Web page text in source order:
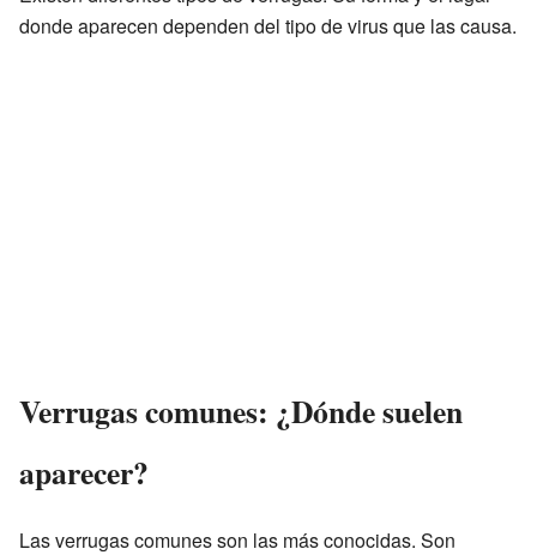
donde aparecen dependen del tipo de virus que las causa.
Verrugas comunes: ¿Dónde suelen
aparecer?
Las verrugas comunes son las más conocidas. Son